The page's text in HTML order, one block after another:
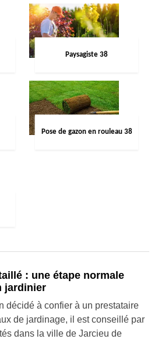
Paysagiste 38
Pose de gazon en rouleau 38
: une étape normale
jardinier
décidé à confier à un prestataire
de jardinage, il est conseillé par
dans la ville de Jarcieu de